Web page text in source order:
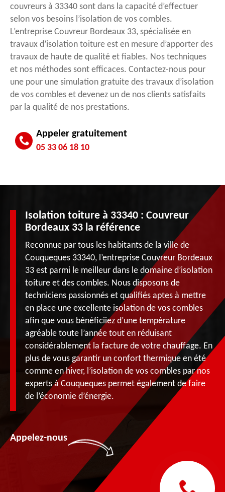
couvreurs à 33340 sont dans la capacité d’effectuer
selon vos besoins l’isolation de vos combles.
L’entreprise Couvreur Bordeaux 33, spécialisée en
travaux d’isolation toiture est en mesure d’apporter des
travaux de haute de qualité et fiables. Nos techniques
et nos méthodes sont efficaces. Contactez-nous pour
une pour une simulation gratuite des travaux d’isolation
de vos combles et devenez un de nos clients satisfaits
par la qualité de nos prestations.
Appeler gratuitement
05 33 06 18 10
Isolation toiture à 33340 : Couvreur
Bordeaux 33 la référence
Reconnue par tous les habitants de la ville de
Couqueques 33340, l’entreprise Couvreur Bordeaux
33 est parmi le meilleur dans le domaine d’isolation
toiture et des combles. Nous disposons de
techniciens passionnés et qualifiés aptes à mettre
en place une excellente isolation de vos combles
afin que vous bénéficiiez d’une température
agréable toute l’année tout en réduisant
considérablement la facture de votre chauffage. En
plus de vous garantir un confort thermique en été
comme en hiver, l’isolation de vos combles par nos
experts à Couqueques permet également de faire
de l’économie d’énergie.
Appelez-nous